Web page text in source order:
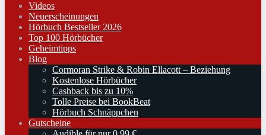
Videos
Neuerscheinungen
Hörbuch Bestseller 2026
Top 100 Hörbücher
Geheimtipps
Blog
Cormoran Strike & Robin Ellacott – Beziehung
Kostenlose Hörbücher
Cashback bis zu 10%
Tolle Preise bei BookBeat
Hörbuch Schnäppchen
Gutscheine